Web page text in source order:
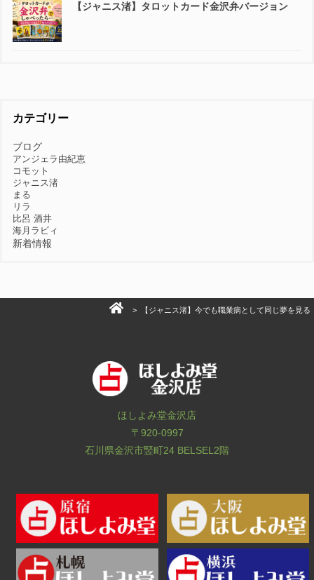
【ジャニス渚】タロットカード金沢弁バージョン
カテゴリー
ブログ
アンジェラ由紀恵
コモット
ジャニス渚
まる
リラ
比呂 酒井
海月ラビィ
新着情報
> 【ジャニス渚】今でも職業病として同じ夢を見る
ほしよみ堂金沢店
〒920-0997
石川県金沢市竪町24 BELSEL2階